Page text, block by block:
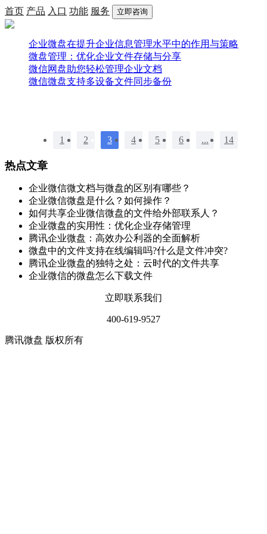
首页 产品 入口 功能 服务 立即咨询
企业微盘在提升企业信息管理水平中的作用与策略
微盘管理：优化企业文件存储与分享
微信网盘助您轻松管理企业文档
微信微盘支持多设备文件同步备份
1 2 3 4 5 6 ... 14
热点文章
企业微信微文档与微盘的区别有哪些？
企业微信微盘是什么？如何操作？
如何共享企业微信微盘的文件给外部联系人？
企业微盘的实用性：优化企业存储管理
腾讯企业微盘：高效办公利器的全面解析
微盘中的文件支持在线编辑吗?什么是文件冲突?
腾讯企业微盘的独特之处：云时代的文件共享
企业微信的微盘怎么下载文件
立即联系我们
400-619-9527
腾讯微盘 版权所有